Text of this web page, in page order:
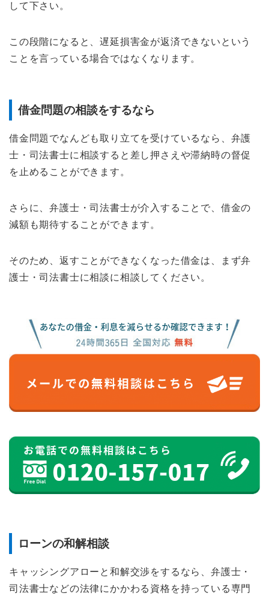
して下さい。
この段階になると、遅延損害金が返済できないという
ことを言っている場合ではなくなります。
借金問題の相談をするなら
借金問題でなんども取り立てを受けているなら、弁護
士・司法書士に相談すると差し押さえや滞納時の督促
を止めることができます。
さらに、弁護士・司法書士が介入することで、借金の
減額も期待することができます。
そのため、返すことができなくなった借金は、まず弁
護士・司法書士に相談に相談してください。
ローンの和解相談
キャッシングアローと和解交渉をするなら、弁護士・
司法書士などの法律にかかわる資格を持っている専門